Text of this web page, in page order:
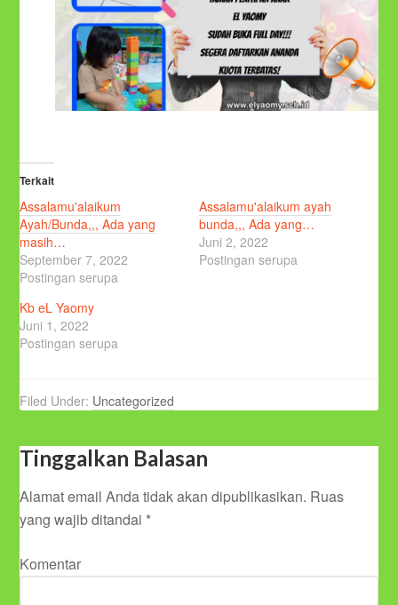
Terkait
Assalamu'alaikum
Ayah/Bunda,,, Ada yang
masih…
September 7, 2022
Postingan serupa
Assalamu'alaikum ayah
bunda,,, Ada yang…
Juni 2, 2022
Postingan serupa
Kb eL Yaomy
Juni 1, 2022
Postingan serupa
Filed Under: Uncategorized
Tinggalkan Balasan
Alamat email Anda tidak akan dipublikasikan. Ruas
yang wajib ditandai *
Komentar